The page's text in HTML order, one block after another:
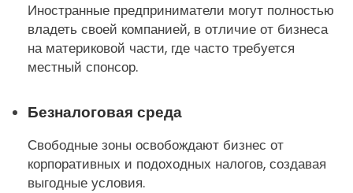
Иностранные предприниматели могут полностью
владеть своей компанией, в отличие от бизнеса
на материковой части, где часто требуется
местный спонсор.
Безналоговая среда
Свободные зоны освобождают бизнес от
корпоративных и подоходных налогов, создавая
выгодные условия.